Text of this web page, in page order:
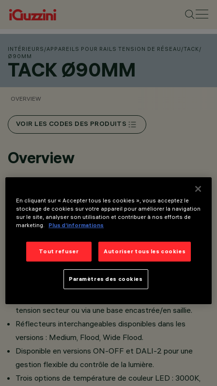
INTÉRIEURS /APPAREILS POUR RAILS TENSION DE RÉSEAU /TACK/
Ø90MM
TACK Ø90MM
OVERVIEW
VOIR LES CODES DES PRODUITS
Overview
Sélecteur arrière intégré pour le réglage du flux lumineux
sur trois niveaux : 3000lm, 3500lm, 4000lm.
Système optique haute performance avec lentilles et
réflecteurs en aluminium super pur.
Optiques disponibles : Spot, Medium, Flood et Wide
Maintenance simplifiée grâce au système "Push Pull"
pour l'alimentation et à la facilité d'accès au module LED.
tension secteur ou via une base encastrée/en saillie.
Réflecteurs interchangeables disponibles dans les
versions : Medium, Flood, Wide Flood.
Disponible en versions ON-OFF et DALI-2 pour une
gestion flexible du contrôle de la lumière.
Trois options de température de couleur LED : 3000K,
En cliquant sur « Accepter tous les cookies », vous acceptez le
stockage de cookies sur votre appareil pour améliorer la navigation
sur le site, analyser son utilisation et contribuer à nos efforts de
marketing.
Plus d’informations
Tout refuser Autoriser tous les cookies
Paramètres des cookies